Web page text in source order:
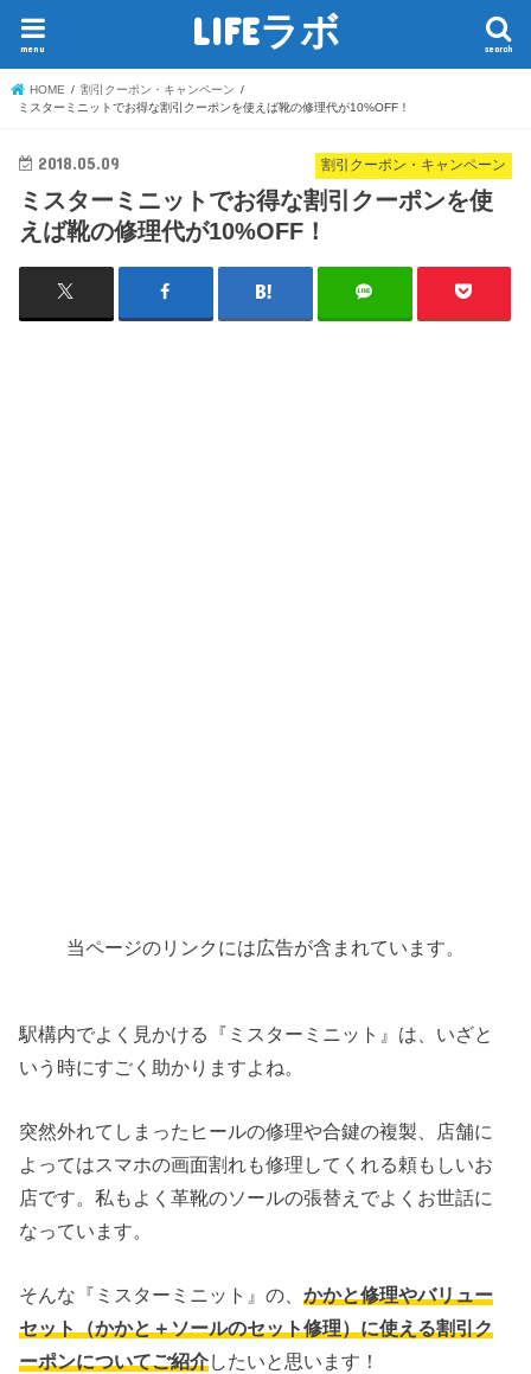
LIFEラボ search
menu
HOME
割引クーポン・キャンペーン
ミスターミニットでお得な割引クーポンを使えば靴の修理代が10%OFF！
割引クーポン・キャンペーン
2018.05.09
ミスターミニットでお得な割引クーポンを使
えば靴の修理代が10%OFF！
当ページのリンクには広告が含まれています。
駅構内でよく見かける『ミスターミニット』は、いざと
いう時にすごく助かりますよね。
突然外れてしまったヒールの修理や合鍵の複製、店舗に
よってはスマホの画面割れも修理してくれる頼もしいお
店です。私もよく革靴のソールの張替えでよくお世話に
なっています。
そんな『ミスターミニット』の、かかと修理やバリュー
セット（かかと＋ソールのセット修理）に使える割引ク
ーポンについてご紹介したいと思います！